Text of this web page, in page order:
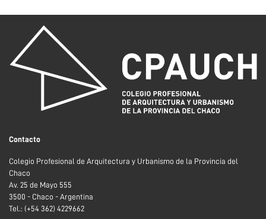
Contacto
Colegio Profesional de Arquitectura y Urbanismo de la Provincia del
Chaco
Av. 25 de Mayo 555
3500 - Chaco - Argentina
Tel.: (+54 362) 4229662